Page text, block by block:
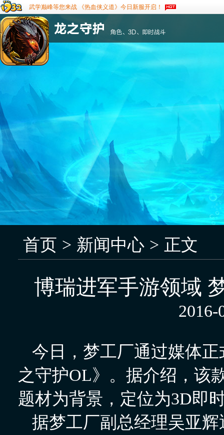
武学巅峰等您来战 《热血侠义道》今日新服开启！
首页 > 新闻中心 > 正文
博瑞进军手游领域
2016-
今日，梦工厂通过媒体
之守护OL》。据介绍，该
题材为背景，定位为3D即
据梦工厂副总经理吴亚